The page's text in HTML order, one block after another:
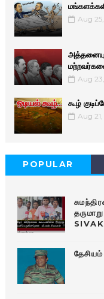
Aug
Aug
கூழ்
Aug
POPULAR